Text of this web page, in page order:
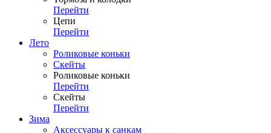
Перейти
Цепи
Перейти
Лето
Роликовые коньки
Скейты
Роликовые коньки
Перейти
Скейты
Перейти
Зима
Аксессуары к санкам